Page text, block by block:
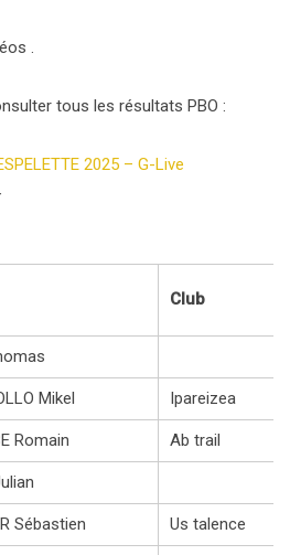
.
tous les résultats PBO :
2025 – G-Live
Club
Mikel Ipareizea
Romain Ab trail
Sébastien Us talence